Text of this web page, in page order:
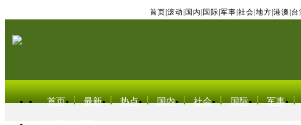
首页 滚动 国内 国际 军事 社会 地方 港澳 台
首页 最新 热点 国内 社会 国际 军事